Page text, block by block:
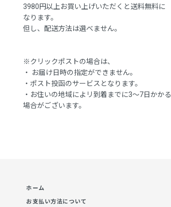
3980円以上お買い上げいただくと送料無料に
なります。
但し、配送方法は選べません。
※クリックポストの場合は、
・ お届け日時の指定ができません。
・ポスト投函のサービスとなります。
・お住いの地域によリ到着までに3～7日かかる
場合がございます。
ホーム
お支払い方法について